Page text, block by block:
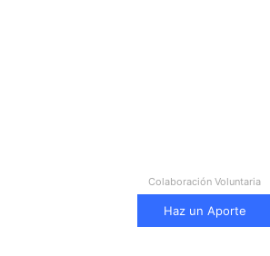
Colaboración Voluntaria
Haz un Aporte